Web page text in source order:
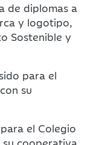
de diplomas a
y logotipo,
Sostenible y
para el
su
el Colegio